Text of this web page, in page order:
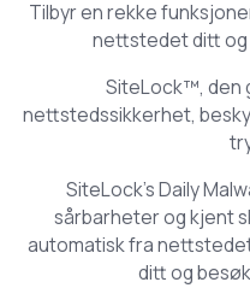
Tilbyr en rekke
nettstedet ditt
SiteLock™, den
nettstedssikkerhet,
SiteLock's Daily
sårbarheter og kjent
automatisk fra
ditt og